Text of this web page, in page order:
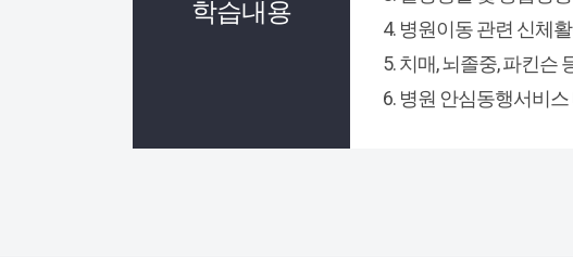
학습내용
4. 병원이동 관련 신체
5. 치매, 뇌졸중, 파킨슨
6. 병원 안심동행서비